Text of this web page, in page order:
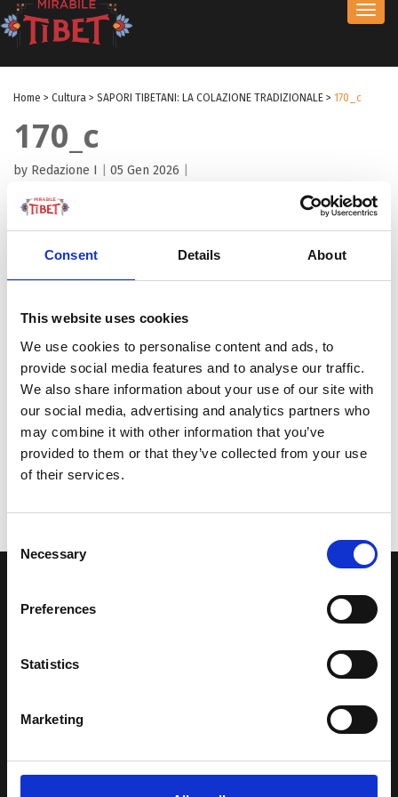
Consent Details About
This website uses cookies
We use cookies to personalise content and ads, to
provide social media features and to analyse our traffic.
We also share information about your use of our site with
our social media, advertising and analytics partners who
may combine it with other information that you’ve
provided to them or that they’ve collected from your use
of their services.
Selection
Necessary
Preferences
Statistics
Marketing
Home > Cultura > SAPORI TIBETANI: LA COLAZIONE TRADIZIONALE > 170_c
170_c
by Redazione I 05 Gen 2026
Una comunità di appassionati della cultura tibetana che hanno
avuto modo di viaggiare e conoscere questa meravigliosa regione.
Attraverso i nostri contributi cercheremo agevolare la conoscenza
della cultura, della storia e della religione del paese e rendere più